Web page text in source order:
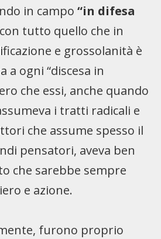
in campo “in difesa
tutto quello che in
e grossolanità è
a ogni “discesa in
che essi, anche quando
i tratti radicali e
che assume spesso il
pensatori, aveva ben
che sarebbe sempre
e azione.
furono proprio